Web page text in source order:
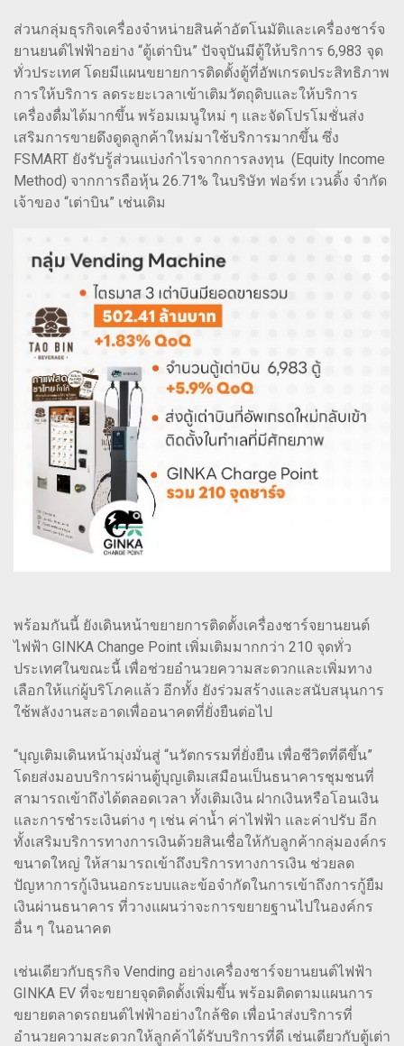
ส่วนกลุ่มธุรกิจเครื่องจำหน่ายสินค้าอัตโนมัติและเครื่องชาร์จ
ยานยนต์ไฟฟ้าอย่าง “ตู้เต่าบิน” ปัจจุบันมีตู้ให้บริการ 6,983 จุด
ทั่วประเทศ โดยมีแผนขยายการติดตั้งตู้ที่อัพเกรดประสิทธิภาพ
การให้บริการ ลดระยะเวลาเข้าเติมวัตถุดิบและให้บริการ
เครื่องดื่มได้มากขึ้น พร้อมเมนูใหม่ ๆ และจัดโปรโมชั่นส่ง
เสริมการขายดึงดูดลูกค้าใหม่มาใช้บริการมากขึ้น ซึ่ง
FSMART ยังรับรู้ส่วนแบ่งกำไรจากการลงทุน (Equity Income
Method) จากการถือหุ้น 26.71% ในบริษัท ฟอร์ท เวนดิ้ง จำกัด
เจ้าของ “เต่าบิน” เช่นเดิม
พร้อมกันนี้ ยังเดินหน้าขยายการติดตั้งเครื่องชาร์จยานยนต์
ไฟฟ้า GINKA Change Point เพิ่มเติมมากกว่า 210 จุดทั่ว
ประเทศในขณะนี้ เพื่อช่วยอำนวยความสะดวกและเพิ่มทาง
เลือกให้แก่ผู้บริโภคแล้ว อีกทั้ง ยังร่วมสร้างและสนับสนุนการ
ใช้พลังงานสะอาดเพื่ออนาคตที่ยั่งยืนต่อไป
“บุญเติมเดินหน้ามุ่งมั่นสู่ “นวัตกรรมที่ยั่งยืน เพื่อชีวิตที่ดีขึ้น”
โดยส่งมอบบริการผ่านตู้บุญเติมเสมือนเป็นธนาคารชุมชนที่
สามารถเข้าถึงได้ตลอดเวลา ทั้งเติมเงิน ฝากเงินหรือโอนเงิน
และการชำระเงินต่าง ๆ เช่น ค่าน้ำ ค่าไฟฟ้า และค่าปรับ อีก
ทั้งเสริมบริการทางการเงินด้วยสินเชื่อให้กับลูกค้ากลุ่มองค์กร
ขนาดใหญ่ ให้สามารถเข้าถึงบริการทางการเงิน ช่วยลด
ปัญหาการกู้เงินนอกระบบและข้อจำกัดในการเข้าถึงการกู้ยืม
เงินผ่านธนาคาร ที่วางแผนว่าจะการขยายฐานไปในองค์กร
อื่น ๆ ในอนาคต
เช่นเดียวกับธุรกิจ Vending อย่างเครื่องชาร์จยานยนต์ไฟฟ้า
GINKA EV ที่จะขยายจุดติดตั้งเพิ่มขึ้น พร้อมติดตามแผนการ
ขยายตลาดรถยนต์ไฟฟ้าอย่างใกล้ชิด เพื่อนำส่งบริการที่
อำนวยความสะดวกให้ลูกค้าได้รับบริการที่ดี เช่นเดียวกับตู้เต่า